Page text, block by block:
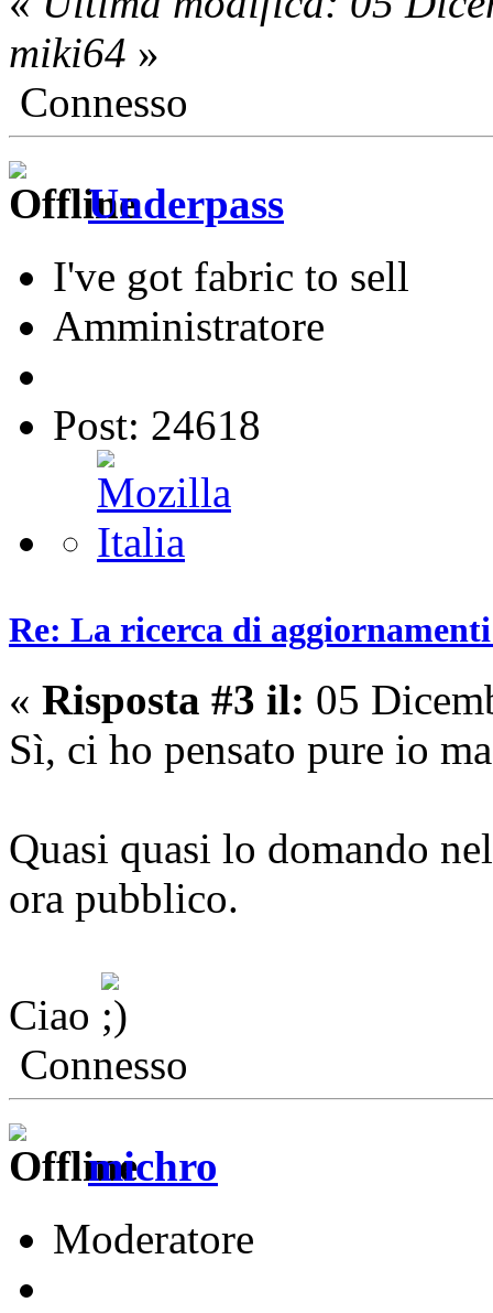
miki64 »
Connesso
Underpass
I've got fabric to sell
Amministratore
Post: 24618
Re: La ricerca di
« Risposta #3 il: 05
Sì, ci ho pensato pure io
Quasi quasi lo domando
ora pubblico.
Ciao
Connesso
michro
Moderatore